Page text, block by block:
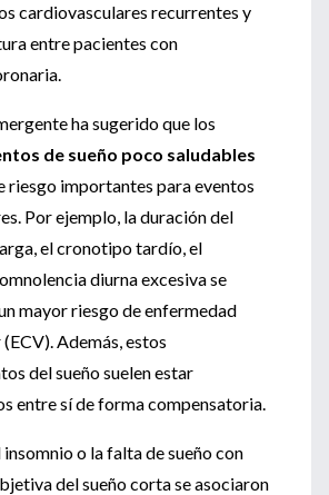
cardiovasculares recurrentes y
entre pacientes con
ha sugerido que los
de sueño poco saludables
riesgo importantes para eventos
Por ejemplo, la duración del
el cronotipo tardío, el
diurna excesiva se
mayor riesgo de enfermedad
Además, estos
del sueño suelen estar
entre sí de forma compensatoria.
o la falta de sueño con
del sueño corta se asociaron